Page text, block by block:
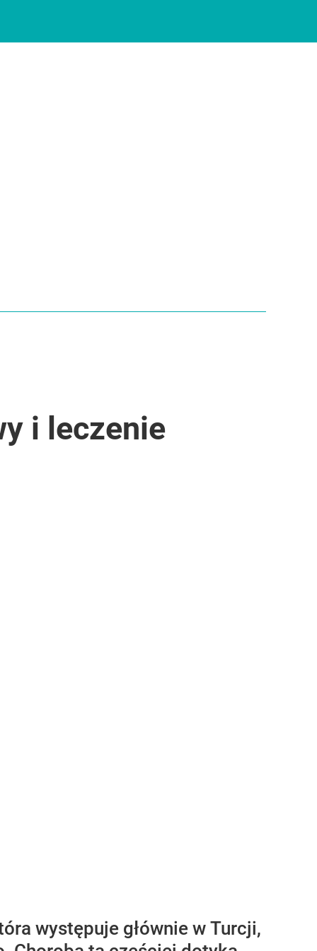
i leczenie
występuje głównie w Turcji,